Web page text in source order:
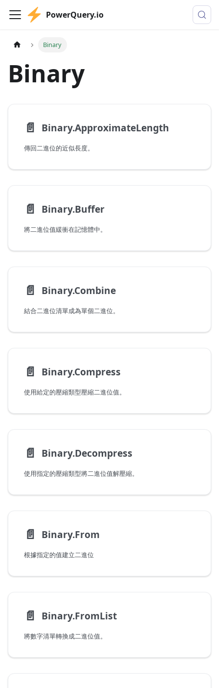
PowerQuery.io
Binary
Binary
📄️ Binary.ApproximateLength
傳回二進位的近似長度。
📄️ Binary.Buffer
將二進位值緩衝在記憶體中。
📄️ Binary.Combine
結合二進位清單成為單個二進位。
📄️ Binary.Compress
使用給定的壓縮類型壓縮二進位值。
📄️ Binary.Decompress
使用指定的壓縮類型將二進位值解壓縮。
📄️ Binary.From
根據指定的值建立二進位
📄️ Binary.FromList
將數字清單轉換成二進位值。